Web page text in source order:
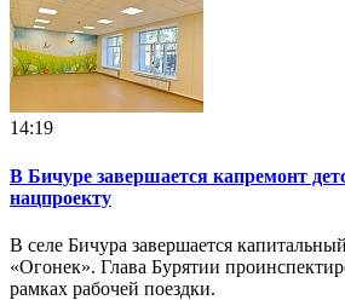
14:19
В Бичуре завершается капремонт
нацпроекту
В селе Бичура завершается
«Огонек». Глава Бурятии
рамках рабочей поездки.